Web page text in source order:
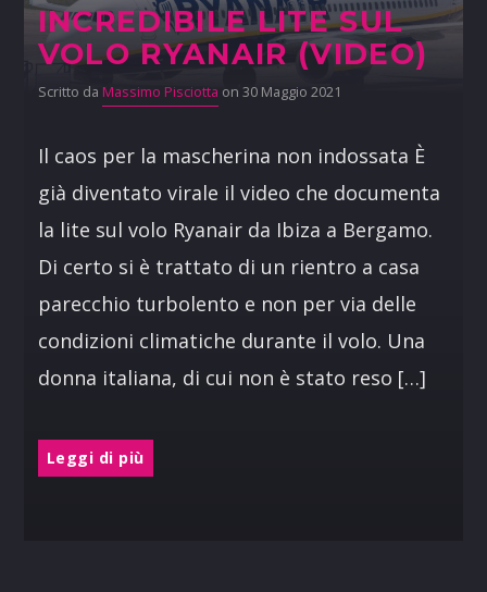
INCREDIBILE LITE SUL
VOLO RYANAIR (VIDEO)
Scritto da Massimo Pisciotta on 30 Maggio 2021
Il caos per la mascherina non indossata È
già diventato virale il video che documenta
la lite sul volo Ryanair da Ibiza a Bergamo.
Di certo si è trattato di un rientro a casa
parecchio turbolento e non per via delle
condizioni climatiche durante il volo. Una
donna italiana, di cui non è stato reso […]
Leggi di più